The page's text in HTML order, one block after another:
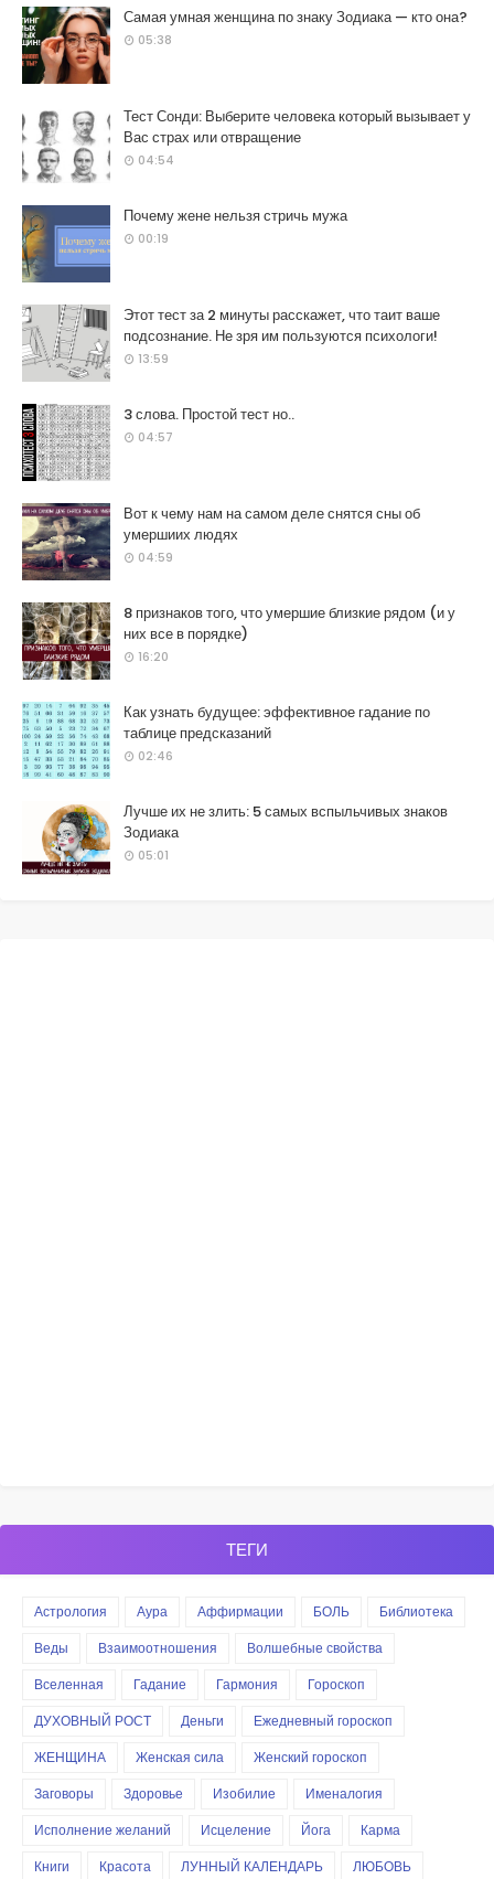
Самая умная женщина по знаку Зодиака — кто она?
05:38
Тест Сонди: Выберите человека который вызывает у
Вас страх или отвращение
04:54
Почему жене нельзя стричь мужа
00:19
Этот тест за 2 минуты расскажет, что таит ваше
подсознание. Не зря им пользуются психологи!
13:59
3 слова. Простой тест но..
04:57
Вот к чему нам на самом деле снятся сны об
умершиих людях
04:59
8 признаков того, что умершие близкие рядом (и у
них все в порядке)
16:20
Как узнать будущее: эффективное гадание по
таблице предсказаний
02:46
Лучше их не злить: 5 самых вспыльчивых знаков
Зодиака
05:01
ТЕГИ
Астрология Аура Аффирмации БОЛЬ
Библиотека
Веды
Взаимоотношения
Волшебные свойства
Вселенная
Гадание Гармония
Гороскоп
ДУХОВНЫЙ РОСТ
Деньги
Ежедневный гороскоп
ЖЕНЩИНА
Женская сила
Женский гороскоп
Заговоры
Здоровье Изобилие
Именалогия
Исполнение желаний
Исцеление Йога
Карма
Книги
Красота ЛУННЫЙ КАЛЕНДАРЬ
ЛЮБОВЬ